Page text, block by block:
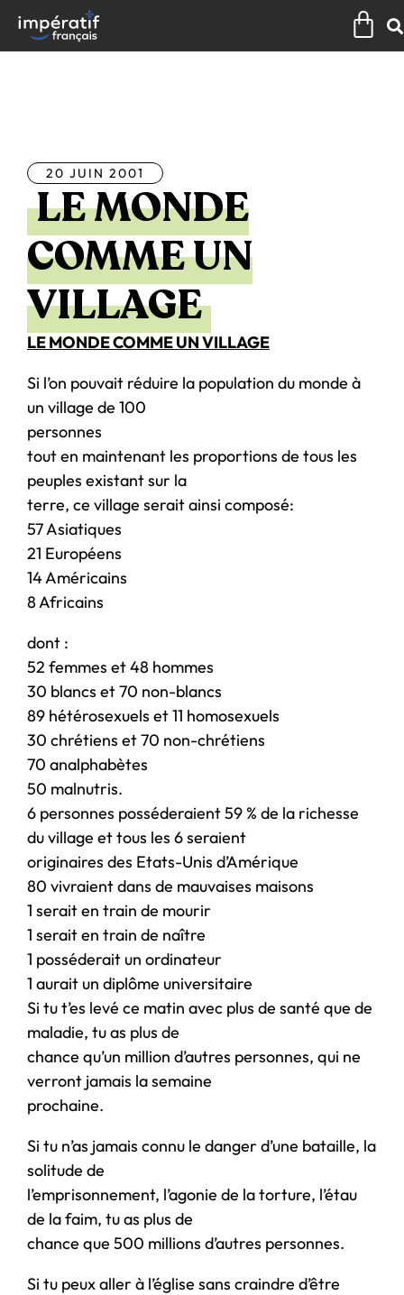
contenu
20 JUIN 2001
LE MONDE
COMME UN
VILLAGE
LE MONDE COMME UN VILLAGE
Si l’on pouvait réduire la population du monde à
un village de 100
personnes
tout en maintenant les proportions de tous les
peuples existant sur la
terre, ce village serait ainsi composé:
57 Asiatiques
21 Européens
14 Américains
8 Africains
dont :
52 femmes et 48 hommes
30 blancs et 70 non-blancs
89 hétérosexuels et 11 homosexuels
30 chrétiens et 70 non-chrétiens
70 analphabètes
50 malnutris.
6 personnes posséderaient 59 % de la richesse
du village et tous les 6 seraient
originaires des Etats-Unis d’Amérique
80 vivraient dans de mauvaises maisons
1 serait en train de mourir
1 serait en train de naître
1 posséderait un ordinateur
1 aurait un diplôme universitaire
Si tu t’es levé ce matin avec plus de santé que de
maladie, tu as plus de
chance qu’un million d’autres personnes, qui ne
verront jamais la semaine
prochaine.
Si tu n’as jamais connu le danger d’une bataille, la
solitude de
l’emprisonnement, l’agonie de la torture, l’étau
de la faim, tu as plus de
chance que 500 millions d’autres personnes.
Si tu peux aller à l’église sans craindre d’être